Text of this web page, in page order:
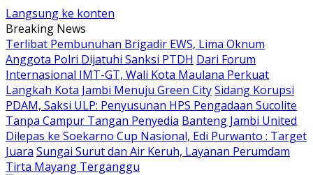
Langsung ke konten
Breaking News
Terlibat Pembunuhan Brigadir EWS, Lima Oknum
Anggota Polri Dijatuhi Sanksi PTDH Dari Forum
Internasional IMT-GT, Wali Kota Maulana Perkuat
Langkah Kota Jambi Menuju Green CitySidang Korupsi
PDAM, Saksi ULP: Penyusunan HPS Pengadaan Sucolite
Tanpa Campur Tangan Penyedia Banteng Jambi United
Dilepas ke Soekarno Cup Nasional, Edi Purwanto : Target
Juara Sungai Surut dan Air Keruh, Layanan Perumdam
Tirta Mayang Terganggu